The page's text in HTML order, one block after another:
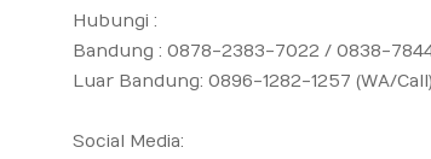
Hubungi :
Bandung : 0878-2383-7022 / 0838-
Luar Bandung: 0896-1282-1257 (WA/Call)
Social Media: